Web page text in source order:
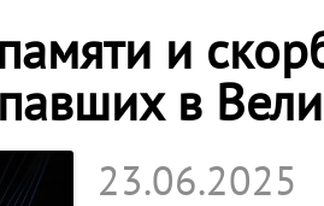
и
в
23.06.2025